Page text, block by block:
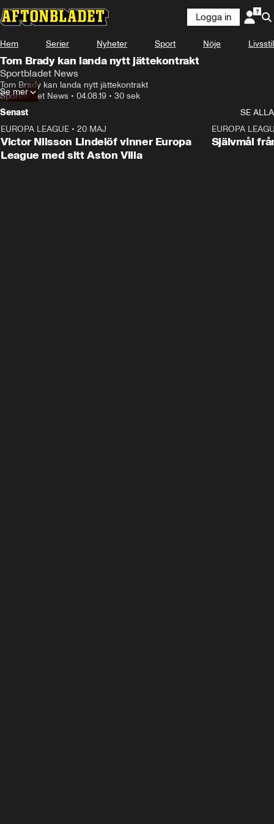
Logga in
Hem Serier Nyheter Sport Nöje Livsstil
Tom Brady kan landa nytt jättekontrakt
Sportbladet News
Tom Brady kan landa nytt jättekontrakt
Sportbladet News • 04.08.19 • 30 sek
Se mer
Senast
SE ALLA
EUROPA LEAGUE • 20 MAJ
Victor Nilsson Lindelöf vinner Europa
League med sitt Aston Villa
EUROPA
Självmål